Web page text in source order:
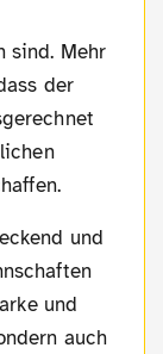
sind. Mehr
der
und
auch